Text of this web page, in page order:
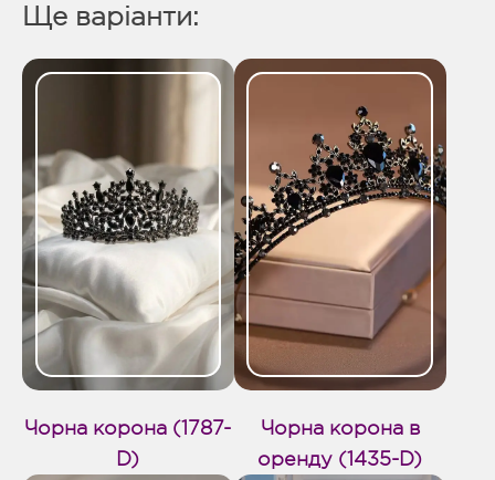
Ще варіанти:
Чорна корона (1787-
D)
Чорна корона в
оренду (1435-D)